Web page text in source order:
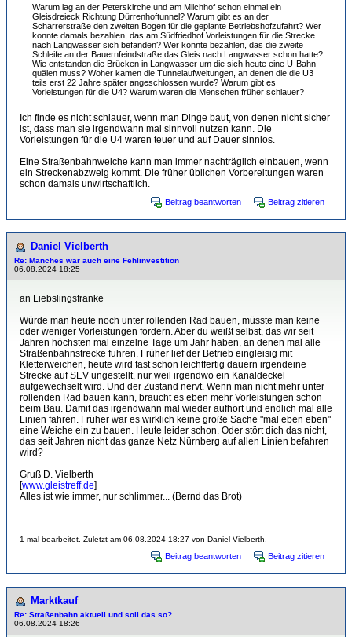
Warum lag an der Peterskirche und am Milchhof schon einmal ein
Gleisdreieck Richtung Dürrenhoftunnel? Warum gibt es an der
Scharrerstraße den zweiten Bogen für die geplante Betriebshofzufahrt? Wer
konnte damals bezahlen, das am Südfriedhof Vorleistungen für die Strecke
nach Langwasser sich befanden? Wer konnte bezahlen, das die zweite
Schleife an der Bauernfeindstraße das Gleis nach Langwasser schon hatte?
Wie entstanden die Brücken in Langwasser um die sich heute eine U-Bahn
quälen muss? Woher kamen die Tunnelaufweitungen, an denen die die U3
teils erst 22 Jahre später angeschlossen wurde? Warum gibt es
Vorleistungen für die U4? Warum waren die Menschen früher schlauer?
Ich finde es nicht schlauer, wenn man Dinge baut, von denen nicht sicher
ist, dass man sie irgendwann mal sinnvoll nutzen kann. Die
Vorleistungen für die U4 waren teuer und auf Dauer sinnlos.
Eine Straßenbahnweiche kann man immer nachträglich einbauen, wenn
ein Streckenabzweig kommt. Die früher üblichen Vorbereitungen waren
schon damals unwirtschaftlich.
Beitrag beantworten Beitrag zitieren
Daniel Vielberth
Re: Manches war auch eine Fehlinvestition
06.08.2024 18:25
an Liebslingsfranke
Würde man heute noch unter rollenden Rad bauen, müsste man keine
oder weniger Vorleistungen fordern. Aber du weißt selbst, das wir seit
Jahren höchsten mal einzelne Tage um Jahr haben, an denen mal alle
Straßenbahnstrecke fuhren. Früher lief der Betrieb eingleisig mit
Kletterweichen, heute wird fast schon leichtfertig dauern irgendeine
Strecke auf SEV ungestellt, nur weil irgendwo ein Kanaldeckel
aufgewechselt wird. Und der Zustand nervt. Wenn man nicht mehr unter
rollenden Rad bauen kann, braucht es eben mehr Vorleistungen schon
beim Bau. Damit das irgendwann mal wieder aufhört und endlich mal alle
Linien fahren. Früher war es wirklich keine große Sache "mal eben eben"
eine Weiche ein zu bauen. Heute leider schon. Oder stört dich das nicht,
das seit Jahren nicht das ganze Netz Nürnberg auf allen Linien befahren
wird?
Gruß D. Vielberth
[www.gleistreff.de]
Alles ist wie immer, nur schlimmer... (Bernd das Brot)
1 mal bearbeitet. Zuletzt am 06.08.2024 18:27 von Daniel Vielberth.
Beitrag beantworten Beitrag zitieren
Marktkauf
Re: Straßenbahn aktuell und soll das so?
06.08.2024 18:26